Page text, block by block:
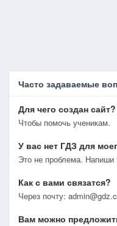
Часто задаваемые
Для чего создан сайт?
Чтобы помочь ученикам.
У вас нет ГДЗ для
Это не проблема.
Как с вами связатся?
Через почту:
Вам можно